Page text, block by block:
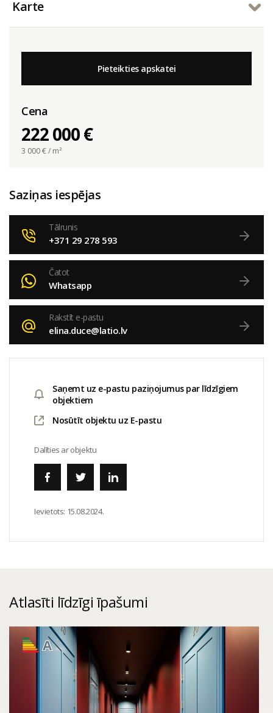
Karte
Pieteikties apskatei
Cena
222 000 €
3 000€ / m²
Saziņas iespējas
Tālrunis
+371 29 278 593
Čatot
Whatsapp
Rakstīt e-pastu
elina.duce@latio.lv
Saņemt uz e-pastu paziņojumus par līdzīgiem
objektiem
Nosūtīt objektu uz E-pastu
Dalīties ar objektu
Ievietots: 15.08.2024.
Atlasīti līdzīgi īpašumi
A